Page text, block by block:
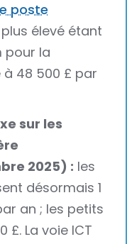
poste
élevé étant
pour la
à 48 500 £ par
sur les
2025) : les
désormais 1
an ; les petits
£. La voie ICT